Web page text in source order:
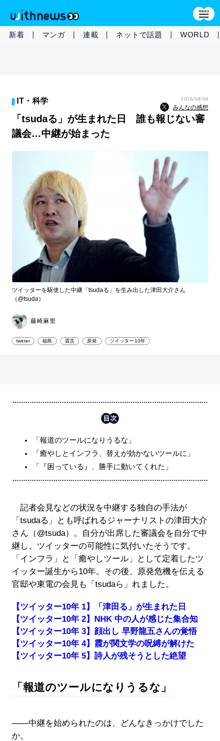
新着 マンガ 連載 ネットで話題 WORLD
IT・科学 2016/04/04
みんなの感想
「tsudaる」が生まれた日 誰も報じない審
議会…中継が始まった
ツイッターを駆使した中継「tsudaる」を生み出した津田大介さん
（@tsuda）
藤崎麻里
twitter 福島 震災 原発 ツイッター10年
「報道のツールになりうるな」
「癒やしとインフラ、替えが効かないツールに」
「『困っている』、勝手に動いてくれた」
記者会見などの状況を中継する独自の手法が
「tsudaる」とも呼ばれるジャーナリストの津田大介
さん（@tsuda）。自分が出席した審議会を自分で中
継し、ツイッターの可能性に気付いたそうです。
「インフラ」と「癒やしツール」として定着したツ
イッター誕生から10年。その後、原発危機を伝える
官邸や東電の会見も「tsudaら」れました。
【ツイッター10年 1】「津田る」が生まれた日
【ツイッター10年 2】NHK 中の人が感じた集合知
【ツイッター10年 3】顔出し 早野龍五さんの覚悟
【ツイッター10年 4】霞が関文学の呪縛が解けた
【ツイッター10年 5】詩人が残そうとした絶望
「報道のツールになりうるな」
――中継を始められたのは、どんなきっかけでした
か。